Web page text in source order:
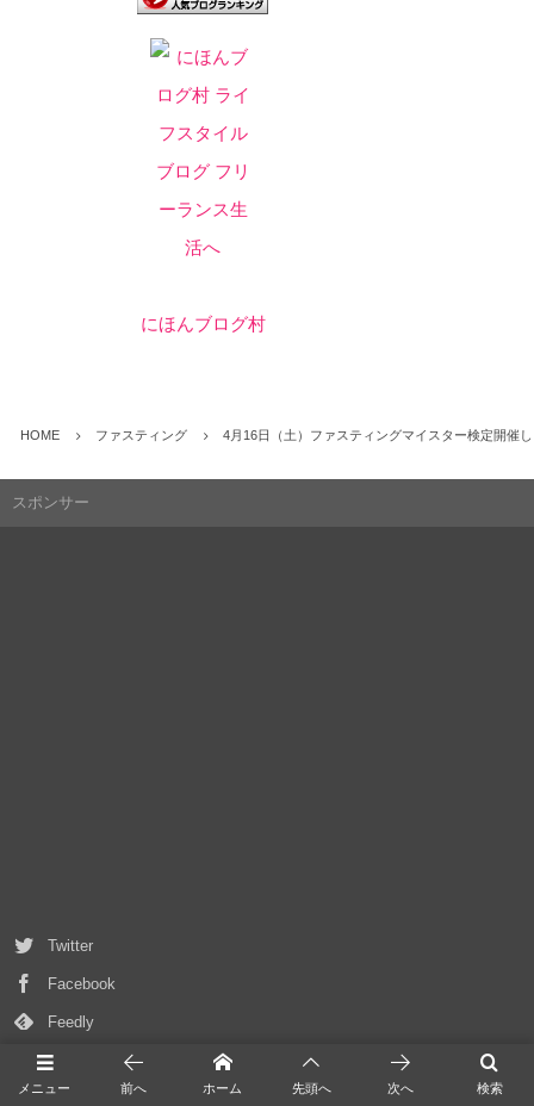
にほんブログ村
HOME ファスティング 4月16日（土）ファスティングマイスター検定開催
スポンサー
Twitter
Facebook
Feedly
サイト内検索
メニュー 検索
前へ ホーム 先頭へ 次へ